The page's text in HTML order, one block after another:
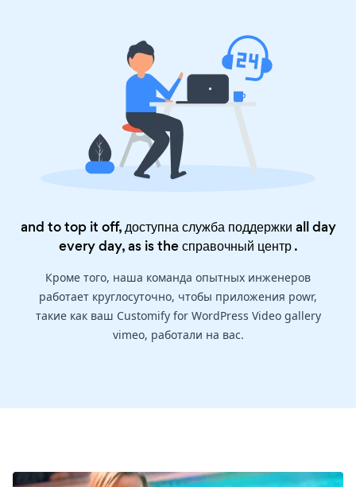
and to top it off, доступна служба поддержки all day
every day, as is theсправочный центр.
Кроме того, наша команда опытных инженеров
работает круглосуточно, чтобы приложения powr,
такие как ваш Customify for WordPress Video gallery
vimeo, работали на вас.